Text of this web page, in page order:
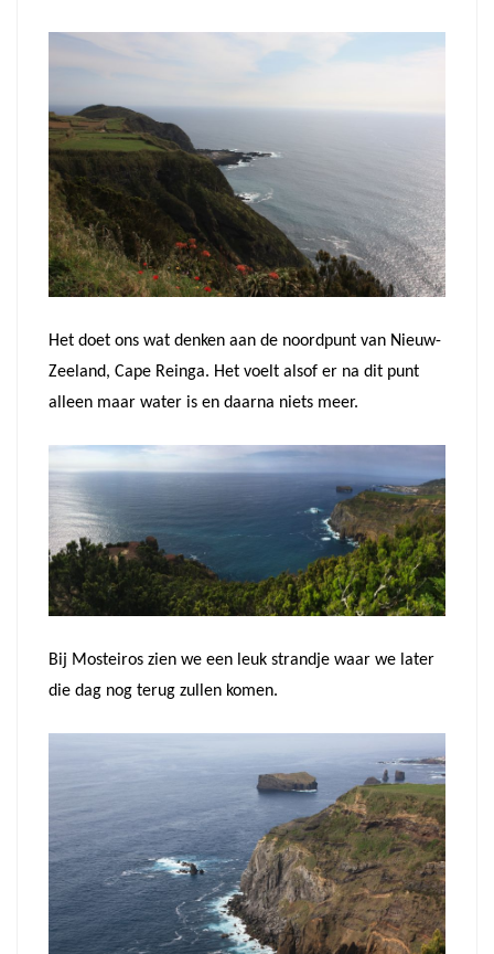
Het doet ons wat denken aan de noordpunt van Nieuw-
Zeeland, Cape Reinga. Het voelt alsof er na dit punt
alleen maar water is en daarna niets meer.
Bij Mosteiros zien we een leuk strandje waar we later
die dag nog terug zullen komen.